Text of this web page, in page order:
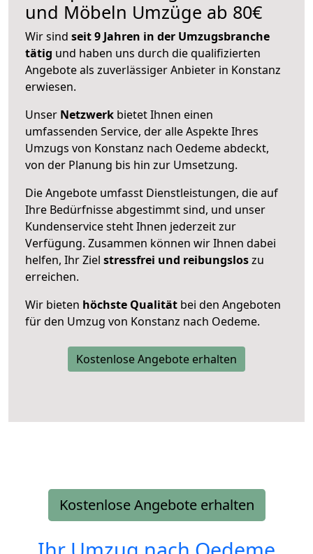
und Möbeln Umzüge ab 80€
Wir sind seit 9 Jahren in der Umzugsbranche
tätig und haben uns durch die qualifizierten
Angebote als zuverlässiger Anbieter in Konstanz
erwiesen.
Unser Netzwerk bietet Ihnen einen
umfassenden Service, der alle Aspekte Ihres
Umzugs von Konstanz nach Oedeme abdeckt,
von der Planung bis hin zur Umsetzung.
Die Angebote umfasst Dienstleistungen, die auf
Ihre Bedürfnisse abgestimmt sind, und unser
Kundenservice steht Ihnen jederzeit zur
Verfügung. Zusammen können wir Ihnen dabei
helfen, Ihr Ziel stressfrei und reibungsloszu
erreichen.
Wir bieten höchste Qualität bei den Angeboten
für den Umzug von Konstanz nach Oedeme.
Kostenlose Angebote erhalten
Kostenlose Angebote erhalten